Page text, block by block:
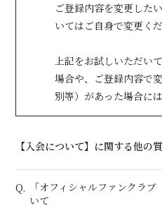
会員登録 ログイン
ご登録内容を変更した
いてはご自身で変更くだ
上記をお試しいただい
場合や、ご登録内容で
別等）があった場合に
【入会について】に関する他の
Q.
「オフィシャルファンクラ
いて